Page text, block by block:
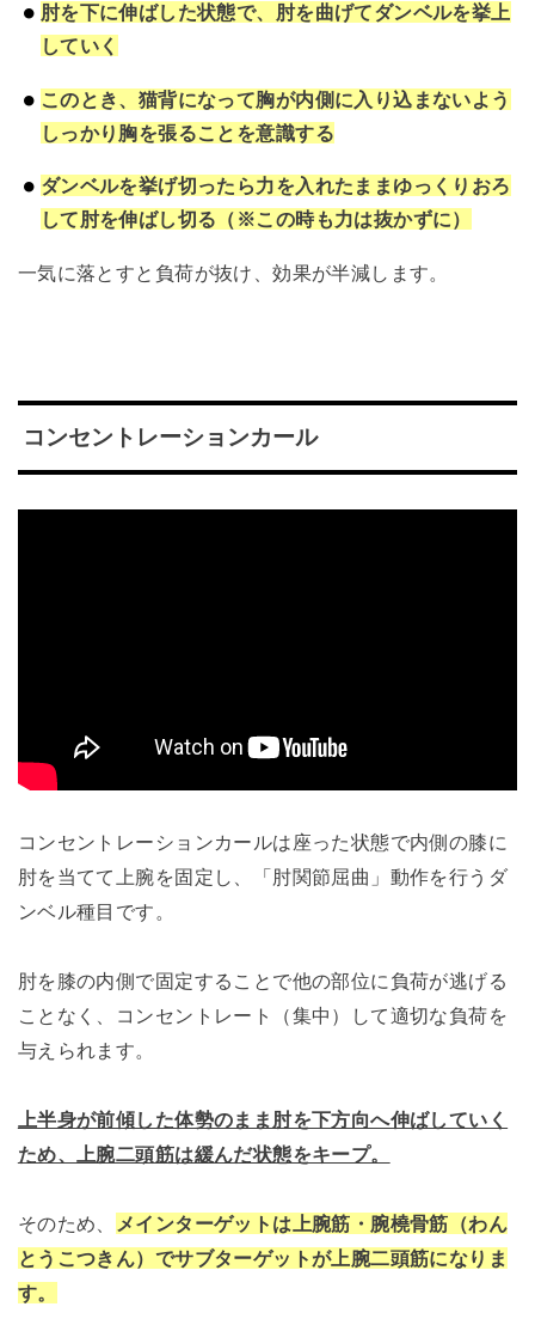
肘を下に伸ばした状態で、肘を曲げてダンベルを挙上
していく
このとき、猫背になって胸が内側に入り込まないよう
しっかり胸を張ることを意識する
ダンベルを挙げ切ったら力を入れたままゆっくりおろ
して肘を伸ばし切る（※この時も力は抜かずに）
一気に落とすと負荷が抜け、効果が半減します。
コンセントレーションカール
コンセントレーションカールは座った状態で内側の膝に
肘を当てて上腕を固定し、「肘関節屈曲」動作を行うダ
ンベル種目です。
肘を膝の内側で固定することで他の部位に負荷が逃げる
ことなく、コンセントレート（集中）して適切な負荷を
与えられます。
上半身が前傾した体勢のまま肘を下方向へ伸ばしていく
ため、上腕二頭筋は緩んだ状態をキープ。
そのため、
メインターゲットは上腕筋・腕橈骨筋（わん
とうこつきん）でサブターゲットが上腕二頭筋になりま
す。